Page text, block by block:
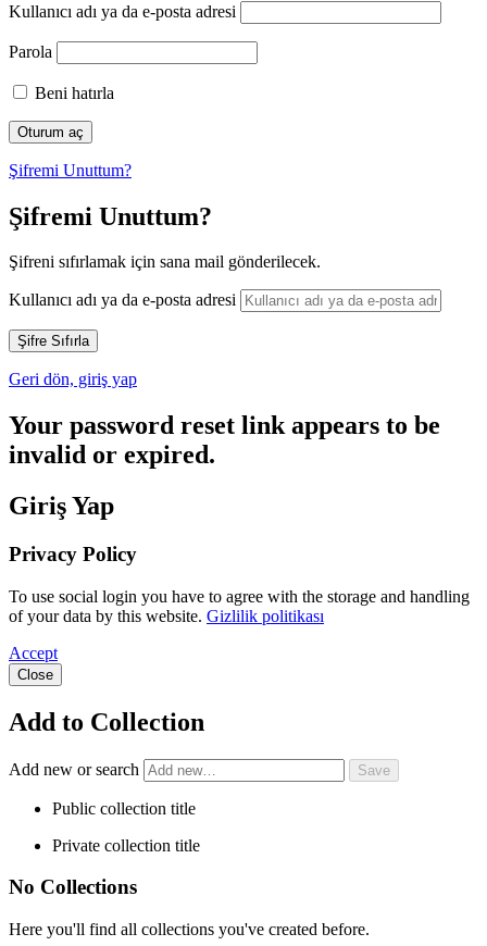
Kullanıcı adı ya da e-posta adresi
Parola
Beni hatırla
Şifremi Unuttum?
Şifremi Unuttum?
Şifreni sıfırlamak için sana mail gönderilecek.
Kullanıcı adı ya da e-posta adresi
Geri dön, giriş yap
Your password reset link appears to be
invalid or expired.
Giriş Yap
Privacy Policy
To use social login you have to agree with the storage and handling
of your data by this website. Gizlilik politikası
Accept
Close
Add to Collection
Add new or search
Public collection title
Private collection title
No Collections
Here you'll find all collections you've created before.